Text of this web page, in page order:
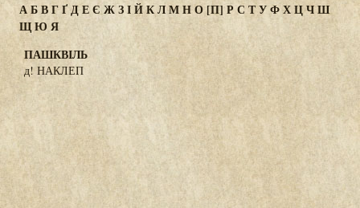
АБВГҐДЕЄ ЖЗІЙКЛМНО[П] Р С ТУФХЦЧШ
ЩЮ Я
ПАШКВІЛЬ
д! НАКЛЕП